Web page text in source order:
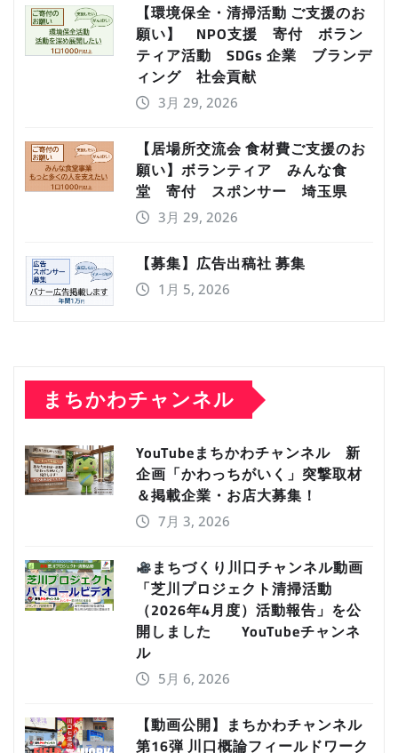
【環境保全・清掃活動 ご支援のお
願い】 NPO支援 寄付 ボラン
ティア活動 SDGs 企業 ブランデ
ィング 社会貢献
3月 29, 2026
【居場所交流会 食材費ご支援のお
願い】ボランティア みんな食
堂 寄付 スポンサー 埼玉県
3月 29, 2026
【募集】広告出稿社 募集
1月 5, 2026
まちかわチャンネル
YouTubeまちかわチャンネル 新
企画「かわっちがいく」突撃取材
＆掲載企業・お店大募集！
7月 3, 2026
まちづくり川口チャンネル動画
「芝川プロジェクト清掃活動
（2026年4月度）活動報告」を公
開しました YouTubeチャンネ
ル
5月 6, 2026
【動画公開】まちかわチャンネル
第16弾 川口概論フィールドワーク